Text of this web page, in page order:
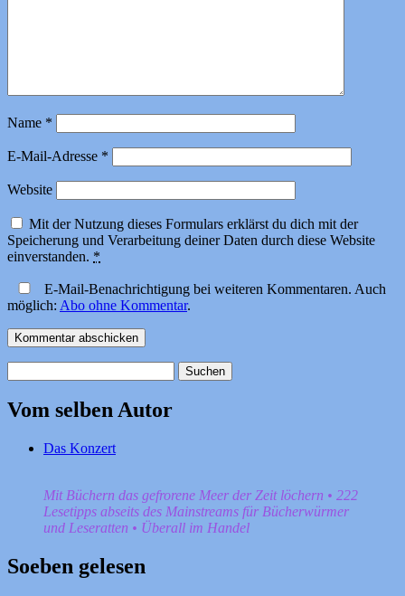
Name *
E-Mail-Adresse *
Website
Mit der Nutzung dieses Formulars erklärst du dich mit der
Speicherung und Verarbeitung deiner Daten durch diese Website
einverstanden. *
E-Mail-Benachrichtigung bei weiteren Kommentaren. Auch
möglich: Abo ohne Kommentar.
nach:
Vom selben Autor
Das Konzert
Mit Büchern das gefrorene Meer der Zeit löchern • 222
Lesetipps abseits des Mainstreams für Bücherwürmer
und Leseratten • Überall im Handel
Soeben gelesen